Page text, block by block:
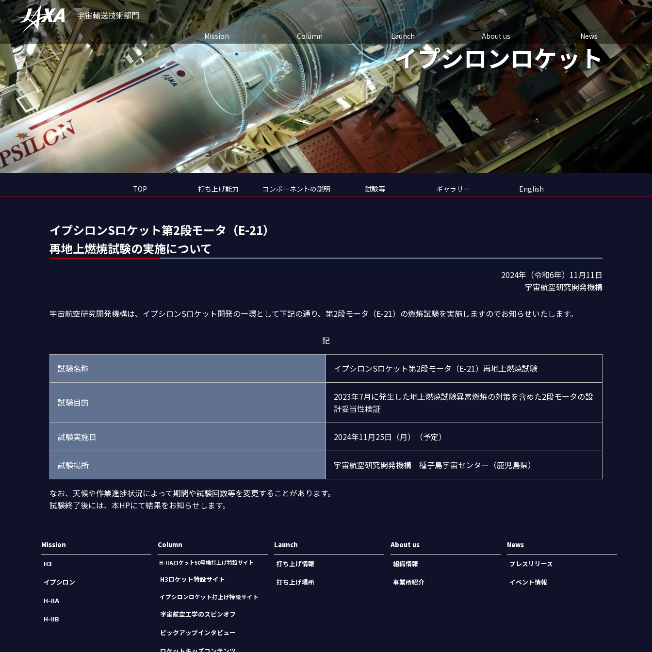
宇宙輸送技術部門
Mission Column Launch About us News
イプシロンロケット
TOP 打ち上げ能力 コンポーネントの説明 試験等 ギャラリー English
イプシロンSロケット第2段モータ（E-21）
再地上燃焼試験の実施について
2024年（令和6年）11月11日
宇宙航空研究開発機構
宇宙航空研究開発機構は、イプシロンSロケット開発の一環として下記の通り、第2段モータ（E-21）の燃焼試験を実施しますのでお知らせいたします。
記
試験名称 イプシロンSロケット第2段モータ（E-21）再地上燃焼試験
試験目的
2023年7月に発生した地上燃焼試験異常燃焼の対策を含めた2段モータの設
計妥当性検証
試験実施日 2024年11月25日（月）（予定）
試験場所 宇宙航空研究開発機構 種子島宇宙センター（鹿児島県）
なお、天候や作業進捗状況によって期間や試験回数等を変更することがあります。
試験終了後には、本HPにて結果をお知らせします。
Mission
H3
イプシロン
H-IIA
H-IIB
Column
H-IIAロケット50号機打上げ特設サイト
H3ロケット特設サイト
イプシロンロケット打上げ特設サイト
宇宙航空工学のスピンオフ
ピックアップインタビュー
Launch
打ち上げ情報
打ち上げ場所
About us
組織情報
事業所紹介
News
プレスリリース
イベント情報